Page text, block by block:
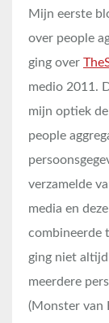
Mijn eerste
over people
ging over
medio 2011.
mijn optiek
people
verzamelde
media en deze
combineerde
ging niet
meerdere
(Monster van